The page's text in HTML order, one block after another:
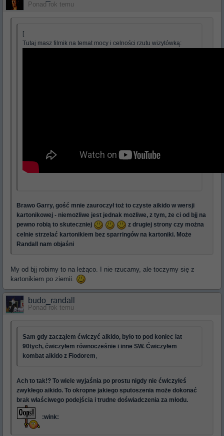
Ponad rok temu
[
Tutaj masz filmik na temat mocy i celności rzutu wizytówką:
Brawo Garry, gość mnie zauroczył toż to czyste aikido w wersji
kartonikowej - niemożliwe jest jednak możliwe, z tym, że ci od bjj na
pewno robią to skuteczniej
z drugiej strony czy można
celnie strzelać kartonikiem bez sparringów na kartoniki. Może
Randall nam objaśni
My od bjj robimy to na leżąco. I nie rzucamy, ale toczymy się z
kartonikiem po ziemii.
budo_randall
Ponad rok temu
Sam gdy zacząłem ćwiczyć aikido, było to pod koniec lat
90tych, ćwiczyłem równocześnie i inne SW. Ćwiczyłem
kombat aikido z Fiodorem,
Ach to tak!? To wiele wyjaśnia po prostu nigdy nie ćwiczyłeś
zwykłego aikido. To okropne jakiego sputoszenia może dokonać
brak właściwego podejścia i trudne doświadczenia za młodu.
:wink: